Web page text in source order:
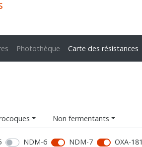
Photothèque Carte des résistances
Non fermentants
NDM-6 NDM-7 OXA-181